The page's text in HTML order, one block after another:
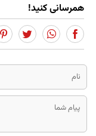
همرسانی کنید!